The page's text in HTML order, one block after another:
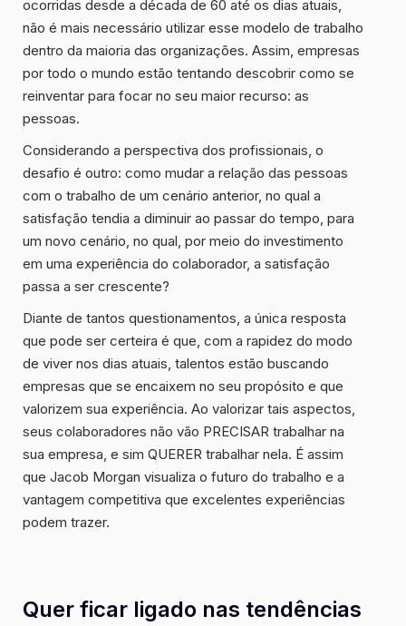
ocorridas desde a década de 60 até os dias atuais,
não é mais necessário utilizar esse modelo de trabalho
dentro da maioria das organizações. Assim, empresas
por todo o mundo estão tentando descobrir como se
reinventar para focar no seu maior recurso: as
pessoas.
Considerando a perspectiva dos profissionais, o
desafio é outro: como mudar a relação das pessoas
com o trabalho de um cenário anterior, no qual a
satisfação tendia a diminuir ao passar do tempo, para
um novo cenário, no qual, por meio do investimento
em uma experiência do colaborador, a satisfação
passa a ser crescente?
Diante de tantos questionamentos, a única resposta
que pode ser certeira é que, com a rapidez do modo
de viver nos dias atuais, talentos estão buscando
empresas que se encaixem no seu propósito e que
valorizem sua experiência. Ao valorizar tais aspectos,
seus colaboradores não vão PRECISAR trabalhar na
sua empresa, e sim QUERER trabalhar nela. É assim
que Jacob Morgan visualiza o futuro do trabalho e a
vantagem competitiva que excelentes experiências
podem trazer.
Quer ficar ligado nas tendências